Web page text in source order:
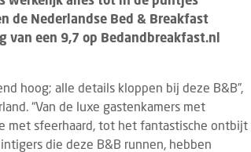
de Nederlandse Bed & Breakfast
van een 9,7 op Bedandbreakfast.nl
hoog; alle details kloppen bij deze B&B”,
“Van de luxe gastenkamers met
met sfeerhaard, tot het fantastische ontbijt
die deze B&B runnen, hebben